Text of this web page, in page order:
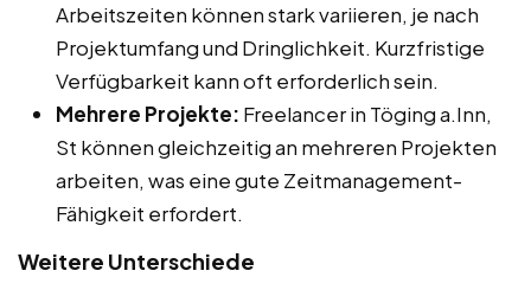
Arbeitszeiten können stark variieren, je nach
Projektumfang und Dringlichkeit. Kurzfristige
Verfügbarkeit kann oft erforderlich sein.
Mehrere Projekte: Freelancer in Töging a.Inn,
St können gleichzeitig an mehreren Projekten
arbeiten, was eine gute Zeitmanagement-
Fähigkeit erfordert.
Weitere Unterschiede